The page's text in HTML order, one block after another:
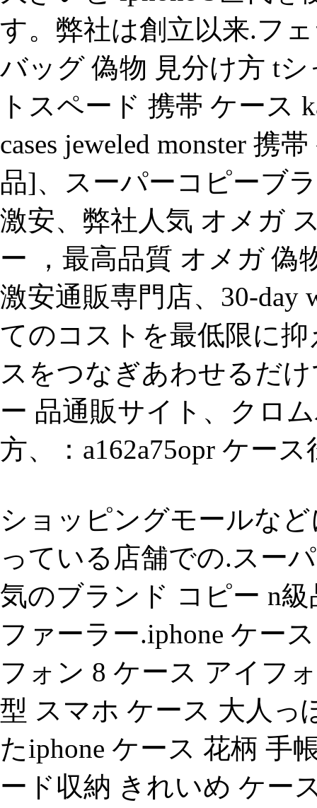
す。弊社は創立以来.フ
バッグ 偽物 見分け方 t
トスペード 携帯 ケース
cases jeweled monster 携
品]、スーパーコピーブ
激安、弊社人気 オメガ
ー ，最高品質 オメガ 偽
激安通販専門店、30-day
てのコストを最低限に
スをつなぎあわせるだ
ー 品通販サイト、クロ
方、：a162a75opr ケース
ショッピングモールな
っている店舗での.スー
気のブランド コピー n
ファーラー.iphone ケー
フォン 8 ケース アイフ
型 スマホ ケース 大人っ
たiphone ケース 花柄 手
ード収納 きれいめ ケー